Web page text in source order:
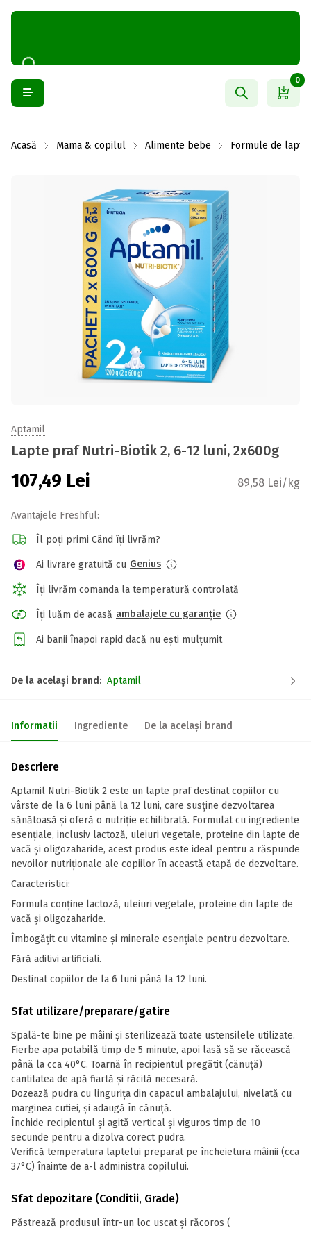
0
Acasă Mama & copilul Alimente bebe Formule de lapte
Aptamil
Lapte praf Nutri-Biotik 2, 6-12 luni, 2x600g
107,49 Lei 89,58 Lei/kg
Avantajele Freshful:
Îl poți primi Când îți livrăm?
Ai livrare gratuită cu Genius
Îți livrăm comanda la temperatură controlată
Îți luăm de acasă ambalajele cu garanție
Ai banii înapoi rapid dacă nu ești mulțumit
De la același brand: Aptamil
Informatii Ingrediente De la același brand
Descriere
Aptamil Nutri-Biotik 2 este un lapte praf destinat copiilor cu
vârste de la 6 luni până la 12 luni, care susține dezvoltarea
sănătoasă și oferă o nutriție echilibrată. Formulat cu ingrediente
esențiale, inclusiv lactoză, uleiuri vegetale, proteine din lapte de
vacă și oligozaharide, acest produs este ideal pentru a răspunde
nevoilor nutriționale ale copiilor în această etapă de dezvoltare.
Caracteristici:
Formula conține lactoză, uleiuri vegetale, proteine din lapte de
vacă și oligozaharide.
Îmbogățit cu vitamine și minerale esențiale pentru dezvoltare.
Fără aditivi artificiali.
Destinat copiilor de la 6 luni până la 12 luni.
Sfat utilizare/preparare/gatire
Spală-te bine pe mâini și sterilizează toate ustensilele utilizate.
Fierbe apa potabilă timp de 5 minute, apoi lasă să se răcească
până la cca 40°C. Toarnă în recipientul pregătit (cănuță)
cantitatea de apă fiartă și răcită necesară.
Dozează pudra cu lingurița din capacul ambalajului, nivelată cu
marginea cutiei, și adaugă în cănuță.
Închide recipientul și agită vertical și viguros timp de 10
secunde pentru a dizolva corect pudra.
Verifică temperatura laptelui preparat pe încheietura mâinii (cca
37°C) înainte de a-l administra copilului.
Sfat depozitare (Conditii, Grade)
Păstrează produsul într-un loc uscat și răcoros (